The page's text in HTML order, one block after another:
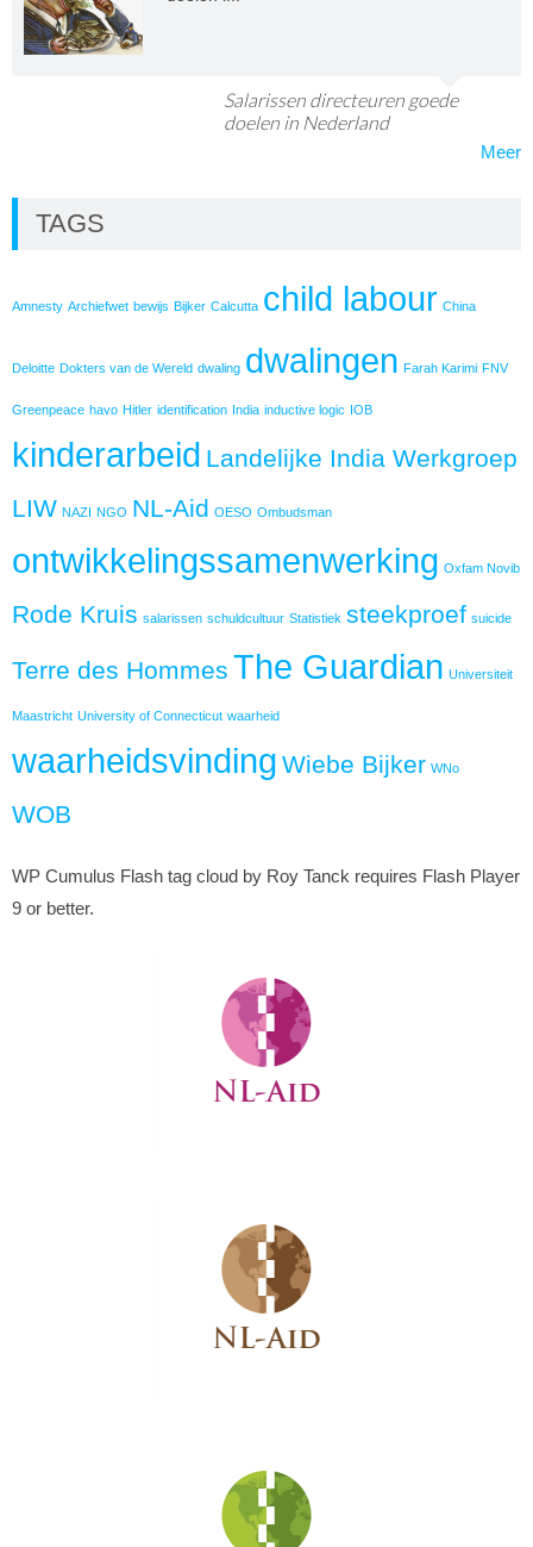
Salarissen directeuren goede
doelen in Nederland
Meer
TAGS
Amnesty Archiefwet bewijs Bijker Calcutta child labour China
Deloitte Dokters van de Wereld dwaling dwalingen Farah Karimi FNV
Greenpeace havo Hitler identification India inductive logic IOB
kinderarbeid Landelijke India Werkgroep
LIW NAZI NGO NL-Aid OESO Ombudsman
ontwikkelingssamenwerking Oxfam Novib
Rode Kruis salarissen schuldcultuur Statistiek steekproef suicide
Terre des Hommes The Guardian Universiteit
Maastricht University of Connecticut waarheid
waarheidsvinding Wiebe Bijker WNo
WOB
WP Cumulus Flash tag cloud by Roy Tanck requires Flash Player
9 or better.